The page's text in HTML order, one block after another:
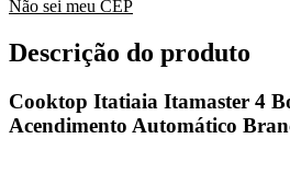
Não sei meu CEP
Descrição do produto
Cooktop Itatiaia Itamaster 4
Acendimento Automático